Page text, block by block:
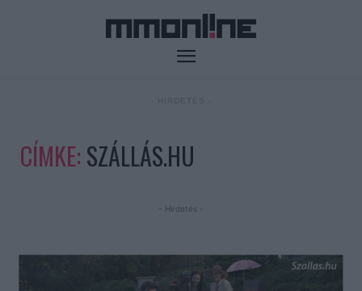
CÍMKE: SZÁLLÁS.HU
- Hirdetés -